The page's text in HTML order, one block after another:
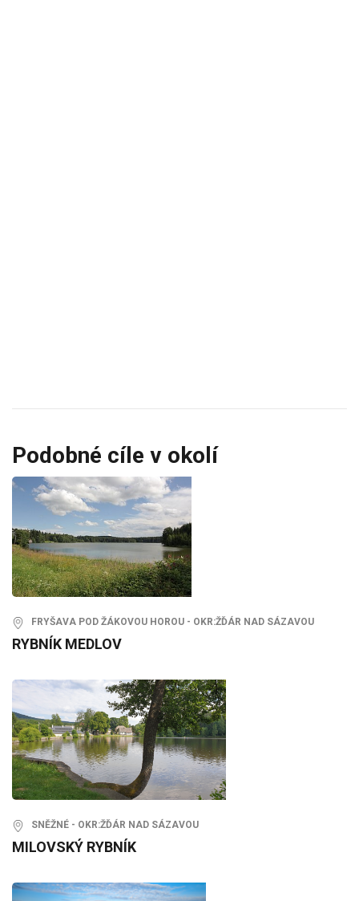
Podobné cíle v okolí
FRYŠAVA POD ŽÁKOVOU HOROU - OKR:ŽĎÁR NAD SÁZAVOU
RYBNÍK MEDLOV
SNĚŽNÉ - OKR:ŽĎÁR NAD SÁZAVOU
MILOVSKÝ RYBNÍK